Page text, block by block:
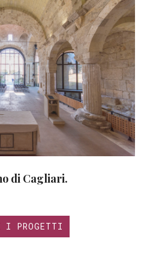
di Cagliari.
I PROGETTI